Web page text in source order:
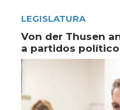
LEGISLATURA
Von der Thusen
a partidos